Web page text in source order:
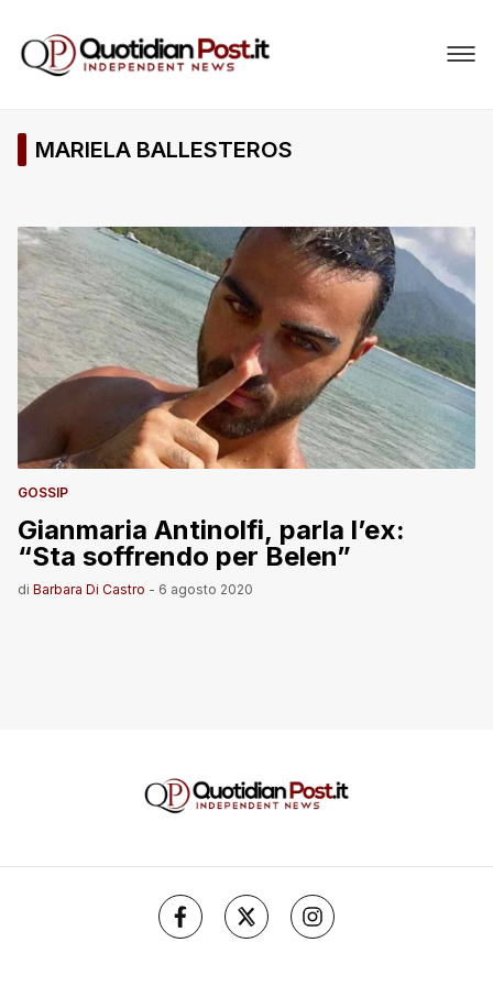
MARIELA BALLESTEROS
GOSSIP
Gianmaria Antinolfi, parla l’ex:
“Sta soffrendo per Belen”
di Barbara Di Castro - 6 agosto 2020